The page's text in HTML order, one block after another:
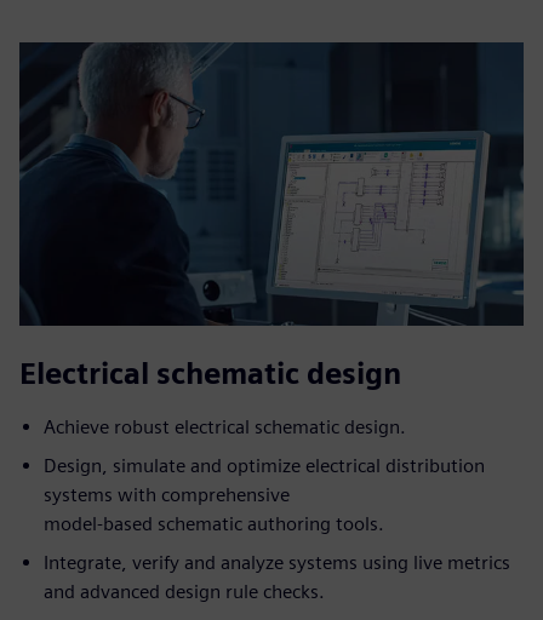
Electrical schematic design
Achieve robust electrical schematic design.
Design, simulate and optimize electrical distribution
systems with comprehensive
model-based schematic authoring tools.
Integrate, verify and analyze systems using live metrics
and advanced design rule checks.​